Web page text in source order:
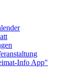
Info App"